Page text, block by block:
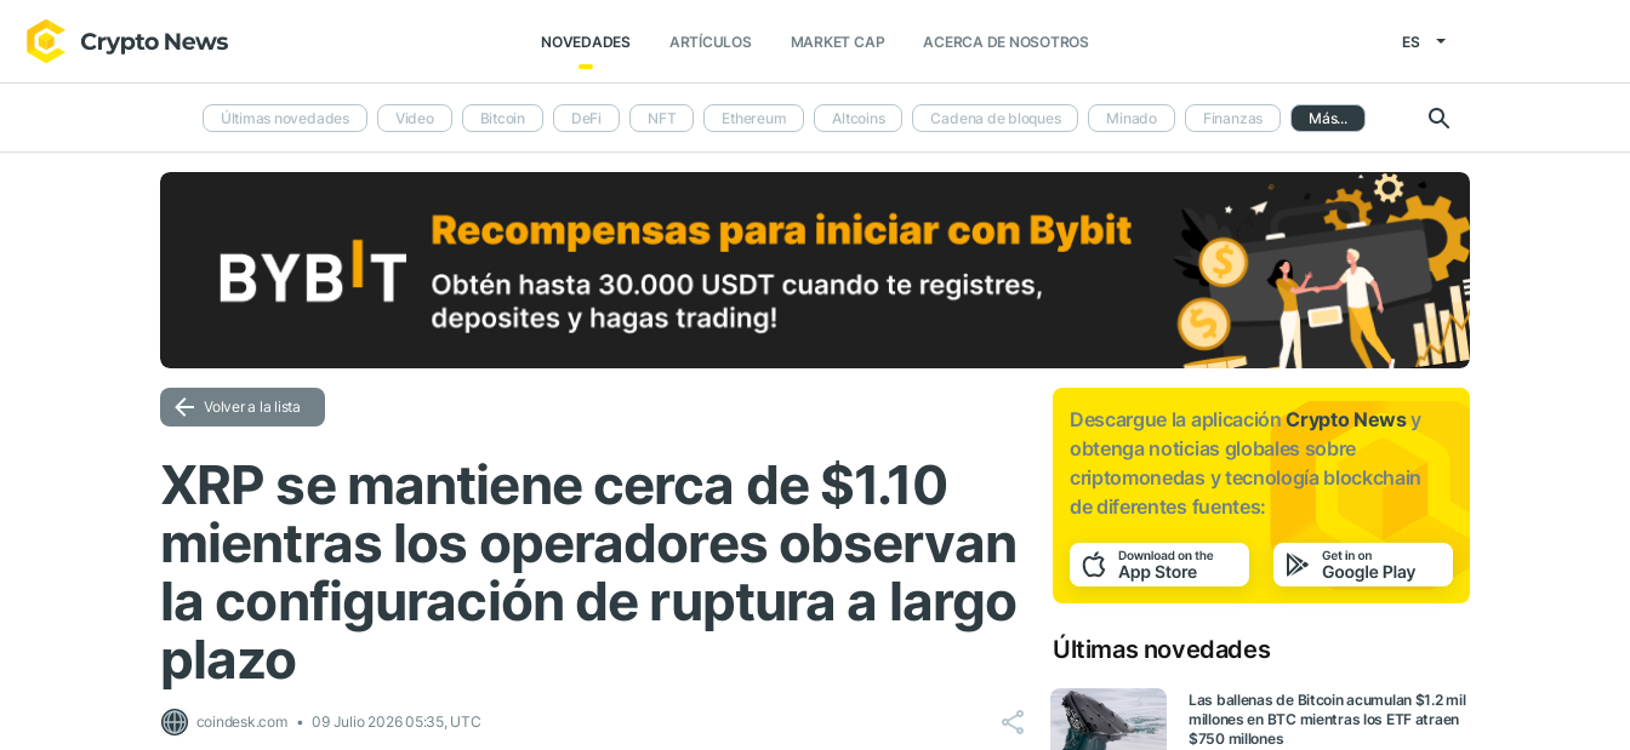
NOVEDADES ARTÍCULOS MARKET CAP ACERCA DE NOSOTROS ES
Últimas novedades Video Bitcoin DeFi NFT Ethereum Altcoins Cadena de bloques Minado Finanzas Más...
Volver a la lista
XRP se mantiene cerca de $1.10
mientras los operadores observan
la configuración de ruptura a largo
plazo
coindesk.com 09 Julio 2026 05:35, UTC
Descargue la aplicaciónCrypto Newsy
obtenga noticias globales sobre
criptomonedas y tecnología blockchain
de diferentes fuentes:
Últimas novedades
Las ballenas de Bitcoin acumulan $1.2 mil
millones en BTC mientras los ETF atraen
$750 millones